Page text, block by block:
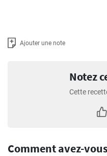
Ajouter une note
Notez
Cette
Comment avez-